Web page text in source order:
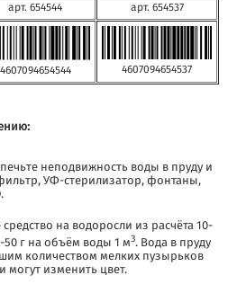
арт. 654544 арт. 654537
4607094654544 4607094654537
неподвижность воды в пруду и
УФ-стерилизатор, фонтаны,
на водоросли из расчёта 10-
50 г на объём воды 1 м3. Вода в пруду
количеством мелких пузырьков
могут изменить цвет.